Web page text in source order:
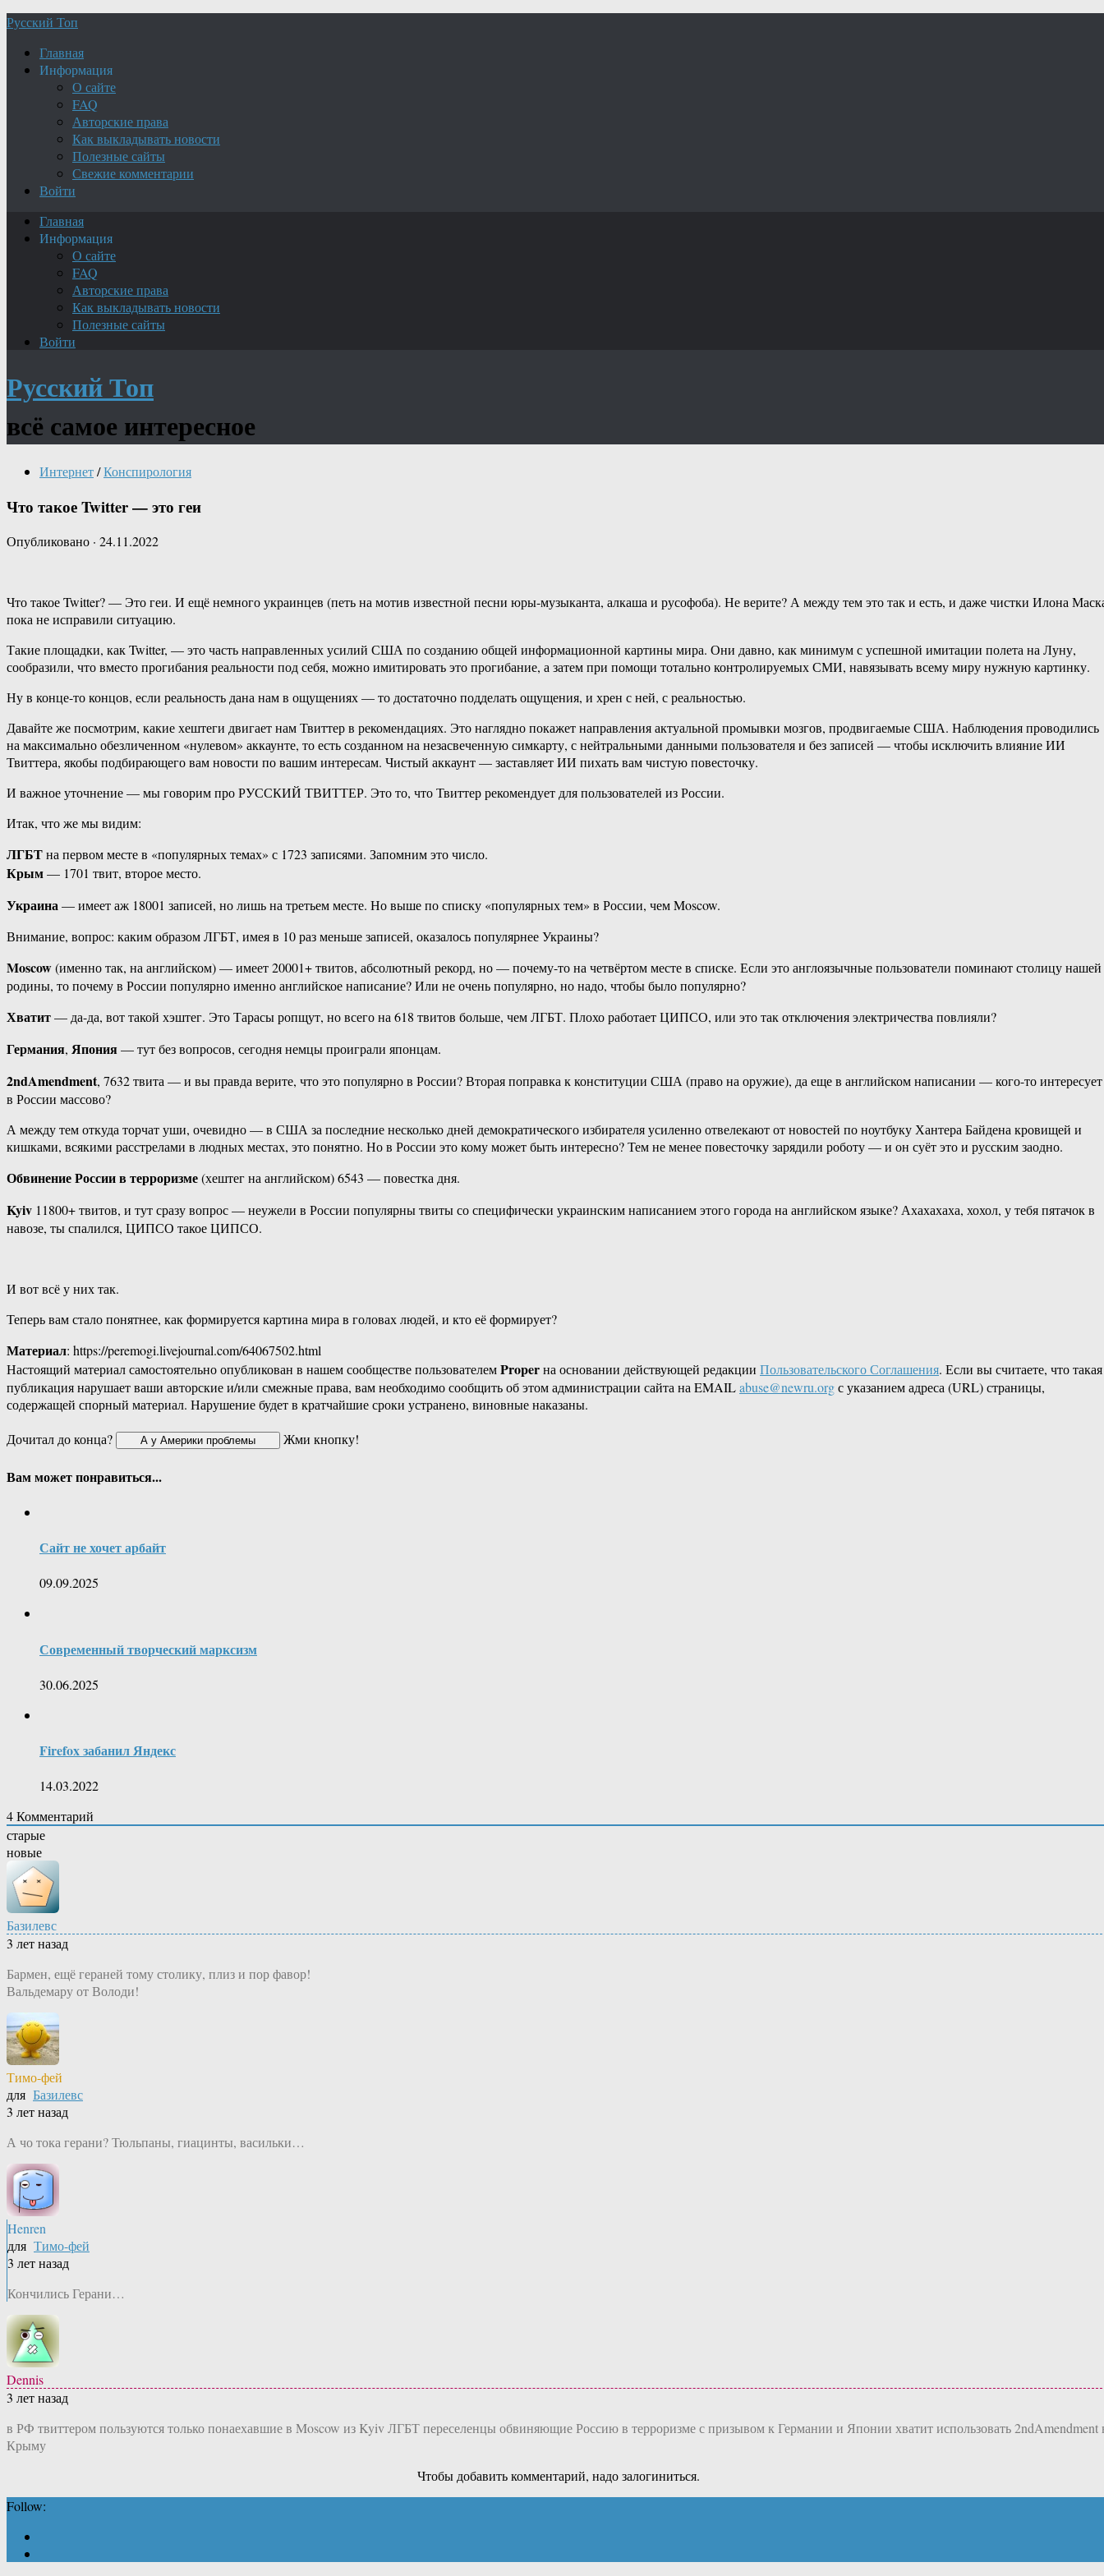
Русский Топ
Главная
Информация
О сайте
FAQ
Авторские права
Как выкладывать новости
Полезные сайты
Свежие комментарии
Войти
Главная
Информация
О сайте
FAQ
Авторские права
Как выкладывать новости
Полезные сайты
Войти
Русский Топ
всё самое интересное
Интернет/Конспирология
Что такое Twitter — это геи
Опубликовано · 24.11.2022
Что такое Twitter? — Это геи. И ещё немного украинцев (петь на мотив известной песни юры-музыканта, алкаша и русофоба). Не верите? А между тем это так и есть, и даже чистки Илона
пока не исправили ситуацию.
Такие площадки, как Twitter, — это часть направленных усилий США по созданию общей информационной картины мира. Они давно, как минимум с успешной имитации полета на Луну,
сообразили, что вместо прогибания реальности под себя, можно имитировать это прогибание, а затем при помощи тотально контролируемых СМИ, навязывать всему миру нужную картинку.
Ну в конце-то концов, если реальность дана нам в ощущениях — то достаточно подделать ощущения, и хрен с ней, с реальностью.
Давайте же посмотрим, какие хештеги двигает нам Твиттер в рекомендациях. Это наглядно покажет направления актуальной промывки мозгов, продвигаемые США. Наблюдения проводились
на максимально обезличенном «нулевом» аккаунте, то есть созданном на незасвеченную симкарту, с нейтральными данными пользователя и без записей — чтобы исключить влияние ИИ
Твиттера, якобы подбирающего вам новости по вашим интересам. Чистый аккаунт — заставляет ИИ пихать вам чистую повесточку.
И важное уточнение — мы говорим про РУССКИЙ ТВИТТЕР. Это то, что Твиттер рекомендует для пользователей из России.
Итак, что же мы видим:
ЛГБТна первом месте в «популярных темах» с 1723 записями. Запомним это число.
Крым— 1701 твит, второе место.
Украина— имеет аж 18001 записей, но лишь на третьем месте. Но выше по списку «популярных тем» в России, чем Moscow.
Внимание, вопрос: каким образом ЛГБТ, имея в 10 раз меньше записей, оказалось популярнее Украины?
Moscow(именно так, на английском) — имеет 20001+ твитов, абсолютный рекорд, но — почему-то на четвёртом месте в списке. Если это англоязычные пользователи поминают столицу нашей
родины, то почему в России популярно именно английское написание? Или не очень популярно, но надо, чтобы было популярно?
Хватит— да-да, вот такой хэштег. Это Тарасы ропщут, но всего на 618 твитов больше, чем ЛГБТ. Плохо работает ЦИПСО, или это так отключения электричества повлияли?
Германия, Япония— тут без вопросов, сегодня немцы проиграли японцам.
2ndAmendment, 7632 твита — и вы правда верите, что это популярно в России? Вторая поправка к конституции США (право на оружие), да еще в английском написании — кого-то интересует
в России массово?
А между тем откуда торчат уши, очевидно — в США за последние несколько дней демократического избирателя усиленно отвелекают от новостей по ноутбуку Хантера Байдена кровищей и
кишками, всякими расстрелами в людных местах, это понятно. Но в России это кому может быть интересно? Тем не менее повесточку зарядили роботу — и он суёт это и русским заодно.
Обвинение России в терроризме(хештег на английском) 6543 — повестка дня.
Kyiv 11800+ твитов, и тут сразу вопрос — неужели в России популярны твиты со специфически украинским написанием этого города на английском языке? Ахахахаха, хохол, у тебя пятачок в
навозе, ты спалился, ЦИПСО такое ЦИПСО.
И вот всё у них так.
Теперь вам стало понятнее, как формируется картина мира в головах людей, и кто её формирует?
Материал: https://peremogi.livejournal.com/64067502.html
Настоящий материал самостоятельно опубликован в нашем сообществе пользователемProperна основании действующей редакции Пользовательского Соглашения. Если вы считаете, что такая
публикация нарушает ваши авторские и/или смежные права, вам необходимо сообщить об этом администрации сайта на EMAILabuse@newru.orgс указанием адреса (URL) страницы,
содержащей спорный материал. Нарушение будет в кратчайшие сроки устранено, виновные наказаны.
Дочитал до конца?
Жми кнопку!
Вам может понравиться...
Сайт не хочет арбайт
09.09.2025
Современный творческий марксизм
30.06.2025
Firefox забанил Яндекс
14.03.2022
4Комментарий
старые
новые
Базилевс
3 лет назад
Бармен, ещё гераней тому столику, плиз и пор фавор!
Вальдемару от Володи!
Тимо-фей
для Базилевс
3 лет назад
А чо тока герани? Тюльпаны, гиацинты, васильки…
Henren
для Тимо-фей
3 лет назад
Кончились Герани…
Dennis
3 лет назад
в РФ твиттером пользуются только понаехавшие в Moscow из Kyiv ЛГБТ переселенцы обвиняющие Россию в терроризме с призывом к Германии и Японии хватит использовать 2ndAmendment
Крыму
Чтобы добавить комментарий, надо залогиниться.
Follow: